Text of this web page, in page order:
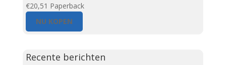
€20,51 Paperback
NU KOPEN
Recente berichten